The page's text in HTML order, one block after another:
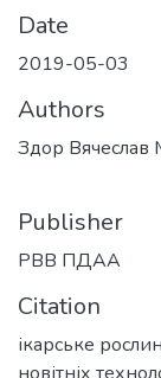
Date
2019-05-03
Authors
Здор Вячеслав
Publisher
РВВ ПДАА
Citation
ікарське